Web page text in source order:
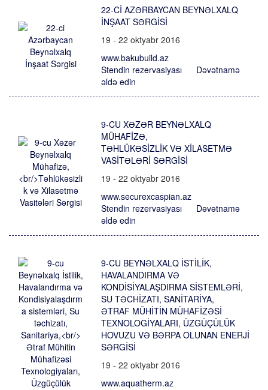
22-CI AZƏRBAYCAN BEYNƏLXALQ
İNŞAAT SƏRGISI
19 - 22 oktyabr 2016
www.bakubuild.az
Stendin rezervasiyası
Dəvətnamə
əldə edin
9-CU XƏZƏR BEYNƏLXALQ
MÜHAFIZƏ,
TƏHLÜKƏSIZLIK VƏ XILASETMƏ
VASITƏLƏRI SƏRGISI
19 - 22 oktyabr 2016
www.securexcaspian.az
Stendin rezervasiyası
Dəvətnamə
əldə edin
9-CU BEYNƏLXALQ İSTILIK,
HAVALANDIRMA VƏ
KONDISIYALAŞDIRMA SISTEMLƏRI,
SU TƏCHIZATI, SANITARIYA,
ƏTRAF MÜHITIN MÜHAFIZƏSI
TEXNOLOGIYALARI, ÜZGÜÇÜLÜK
HOVUZU VƏ BƏRPA OLUNAN ENERJI
SƏRGISI
19 - 22 oktyabr 2016
www.aquatherm.az